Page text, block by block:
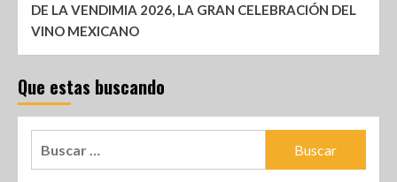
DE LA VENDIMIA 2026, LA GRAN CELEBRACIÓN DEL
VINO MEXICANO
Que estas buscando